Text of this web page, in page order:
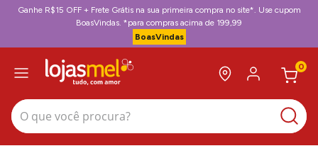
Ganhe R$15 OFF + Frete Grátis na sua primeira compra no site*. Use cupom
BoasVindas. *para compras acima de 199,99
BoasVindas
0
O que você procura?